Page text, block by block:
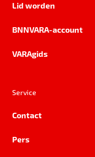
Lid worden
BNNVARA-account
VARAgids
Service
Contact
Pers